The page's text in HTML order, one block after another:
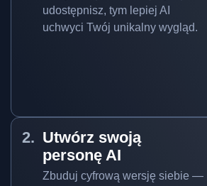
udostępnisz, tym lepiej AI
uchwyci Twój unikalny wygląd.
Utwórz swoją
personę AI
Zbuduj cyfrową wersję siebie —